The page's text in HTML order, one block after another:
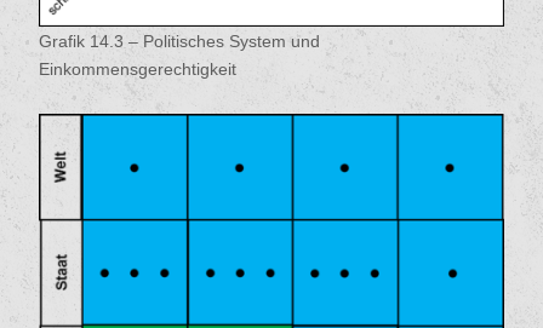
Grafik 14.3 – Politisches System und
Einkommensgerechtigkeit